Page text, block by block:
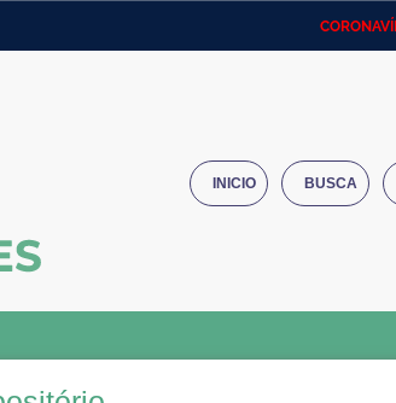
Institucional
INICIO BUSCA